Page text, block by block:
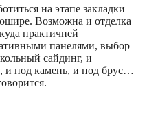
на этапе закладки
Возможна и отделка
практичней
панелями, выбор
сайдинг, и
и под камень, и под брус…